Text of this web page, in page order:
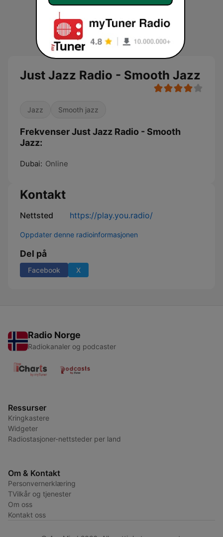
Just Jazz Radio - Smooth Jazz
Jazz Smooth jazz
Frekvenser Just Jazz Radio - Smooth
Jazz:
Dubai: Online
Kontakt
Nettsted https://play.you.radio/
Oppdater denne radioinformasjonen
Del på
Facebook X
Radio Norge
Radiokanaler og podcaster
Ressurser
Kringkastere
Widgeter
Radiostasjoner-nettsteder per land
Om & Kontakt
Personvernerklæring
TVilkår og tjenester
Om oss
Kontakt oss